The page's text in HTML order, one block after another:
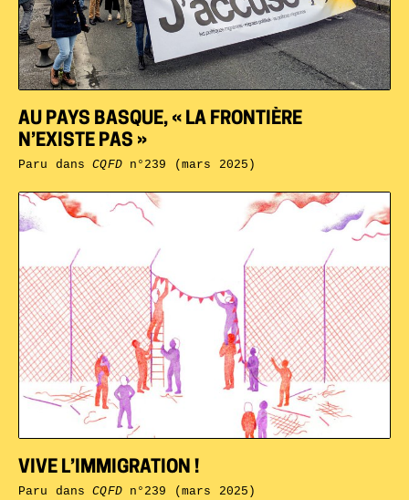
VIVE L’IMMIGRATION !
Paru dansCQFDn°239 (mars 2025)
AU PAYS BASQUE, « LA FRONTIÈRE
N’EXISTE PAS »
Paru dansCQFDn°239 (mars 2025)